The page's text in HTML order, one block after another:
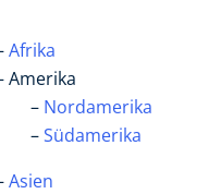
Afrika
Amerika
Nordamerika
Südamerika
Asien